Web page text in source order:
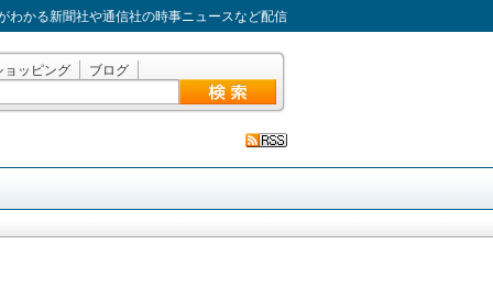
わかる新聞社や通信社の時事ニュースなど配信
ョッピング ブログ